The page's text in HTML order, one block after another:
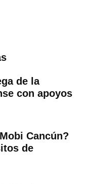
de la
con apoyos
Cancún?
de